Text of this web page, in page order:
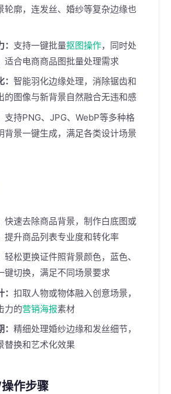
轮廓，连发丝、婚纱等复杂边缘也
支持一键批量抠图操作，同时处
适合电商商品图批量处理需求
智能羽化边缘处理，消除锯齿和
的图像与新背景自然融合无违和感
支持PNG、JPG、WebP等多种格
背景一键生成，满足各类设计场景
快速去除商品背景，制作白底图或
提升商品列表专业度和转化率
轻松更换证件照背景颜色，蓝色、
键切换，满足不同场景要求
扣取人物或物体融入创意场景，
力的营销海报素材
精细处理婚纱边缘和发丝细节，
替换和艺术化效果
作步骤